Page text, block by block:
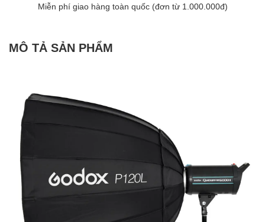
Miễn phí giao hàng toàn quốc (đơn từ 1.000.000đ)
MÔ TẢ SẢN PHẨM